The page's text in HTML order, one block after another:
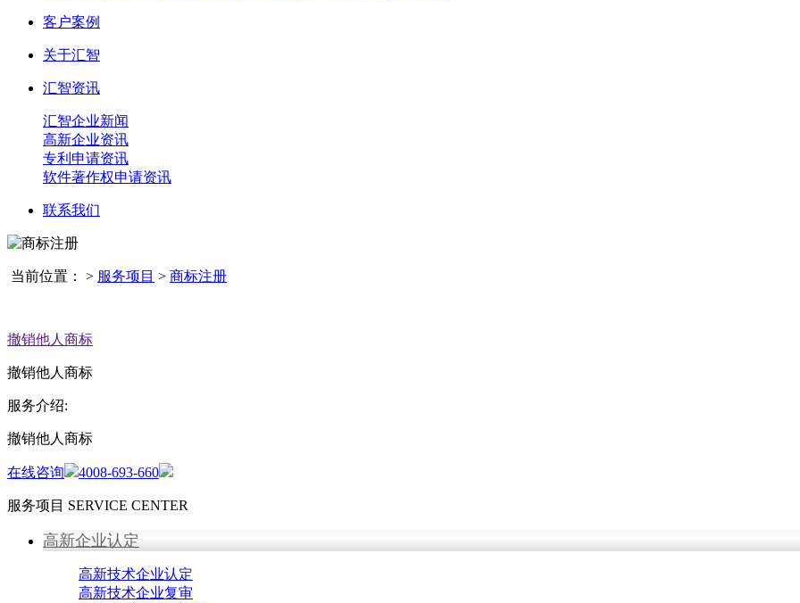
客户案例
关于汇智
汇智资讯
汇智企业新闻
高新企业资讯
专利申请资讯
软件著作权申请资讯
联系我们
当前位置： > 服务项目 > 商标注册
撤销他人商标
撤销他人商标
服务介绍:
撤销他人商标
在线咨询 4008-693-660
服务项目 SERVICE CENTER
高新企业认定
高新技术企业认定
高新技术企业复审